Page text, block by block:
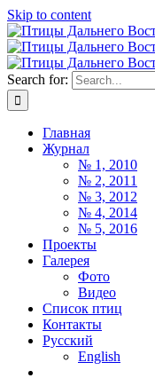
Skip to content
Search for:
Главная
Журнал
№ 1, 2010
№ 2, 2011
№ 3, 2012
№ 4, 2014
№ 5, 2016
Проекты
Галерея
Фото
Видео
Список птиц
Контакты
Русский
English